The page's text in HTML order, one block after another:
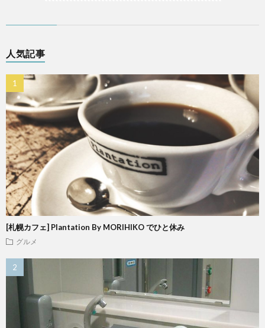
人気記事
[札幌カフェ] Plantation By MORIHIKO でひと休み
グルメ